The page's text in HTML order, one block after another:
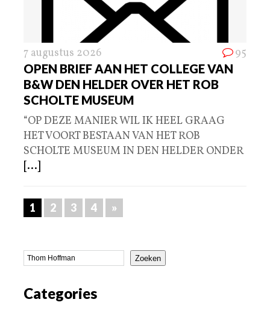
7 augustus 2026 95
OPEN BRIEF AAN HET COLLEGE VAN
B&W DEN HELDER OVER HET ROB
SCHOLTE MUSEUM
“OP DEZE MANIER WIL IK HEEL GRAAG
HET VOORT BESTAAN VAN HET ROB
SCHOLTE MUSEUM IN DEN HELDER ONDER
[...]
1 2 3 4 »
Zoeken
Categories